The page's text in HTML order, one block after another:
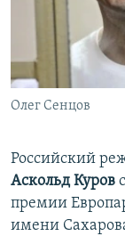
ПОБЕДИТЕЛЕЙ
ELIFBE
УКРАИНСКАЯ
Олег Сенцов
Российский
Аскольд Куров
премии
имени